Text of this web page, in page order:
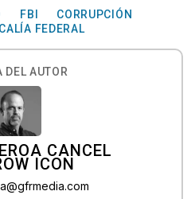
FBI
CORRUPCIÓN
FEDERAL
DEL AUTOR
CANCEL